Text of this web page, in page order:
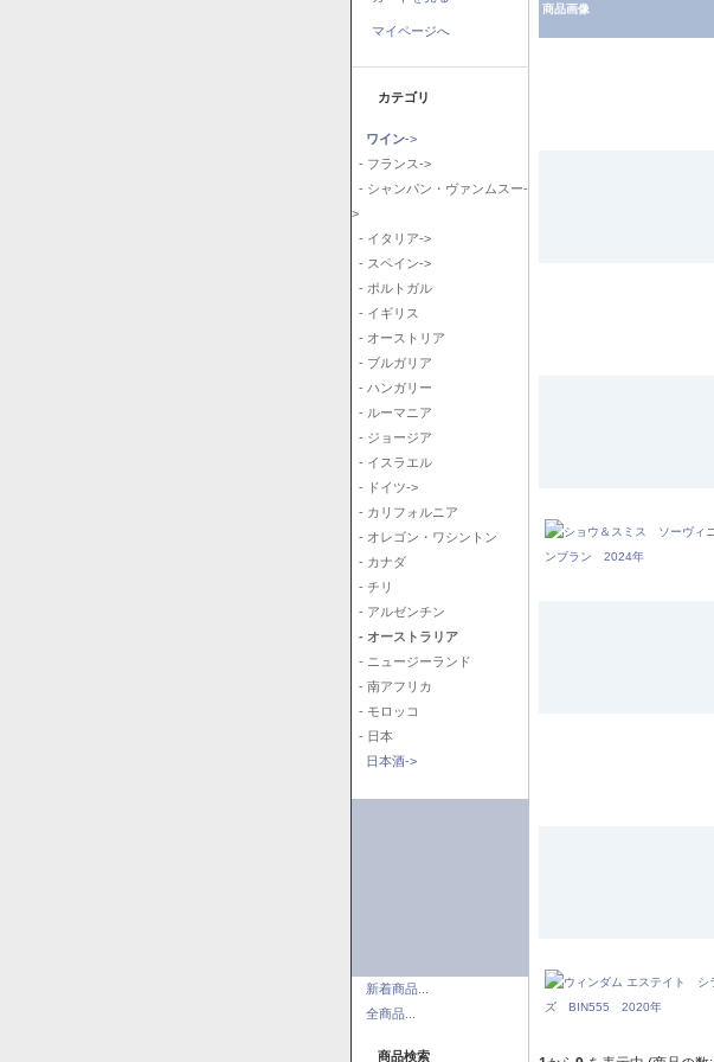
マイページへ
カテゴリ
ワイン->
- フランス->
- シャンパン・ヴァンムスー-
>
- イタリア->
- スペイン->
- ポルトガル
- イギリス
- オーストリア
- ブルガリア
- ハンガリー
- ルーマニア
- ジョージア
- イスラエル
- ドイツ->
- カリフォルニア
- オレゴン・ワシントン
- カナダ
- チリ
- アルゼンチン
- オーストラリア
- ニュージーランド
- 南アフリカ
- モロッコ
- 日本
日本酒->
新着商品...
全商品...
商品検索
商品画像